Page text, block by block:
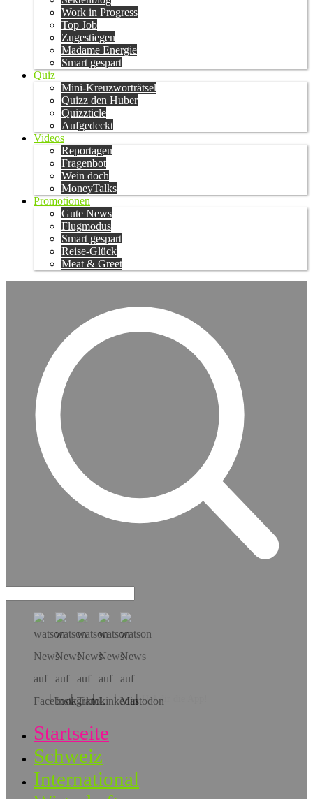
Work in Progress
Top Job
Zugestiegen
Madame Energie
Smart gespart
Quiz
Mini-Kreuzworträtsel
Quizz den Huber
Quizzticle
Aufgedeckt
Videos
Reportagen
Fragenbot
Wein doch
MoneyTalks
Promotionen
Gute News
Flugmodus
Smart gespart
Reise-Glück
Meat & Greet
Hol dir die App!
Startseite
Schweiz
International